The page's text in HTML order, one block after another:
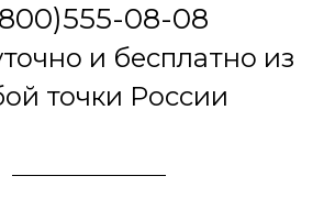
08-08
и бесплатно из
точки России